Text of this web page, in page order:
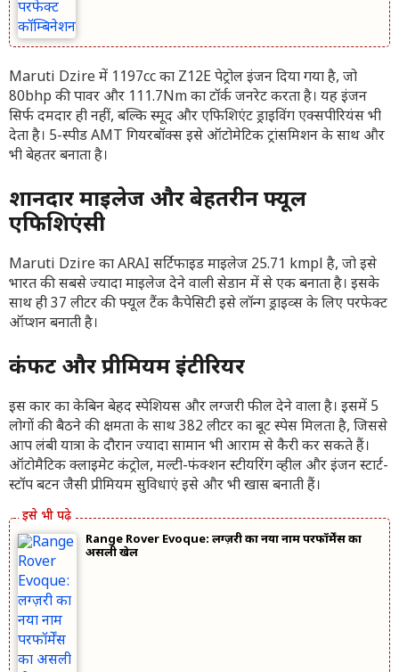
Maruti Dzire में 1197cc का Z12E पेट्रोल इंजन दिया गया है, जो
80bhp की पावर और 111.7Nm का टॉर्क जनरेट करता है। यह इंजन
सिर्फ दमदार ही नहीं, बल्कि स्मूद और एफिशिएंट ड्राइविंग एक्सपीरियंस भी
देता है। 5-स्पीड AMT गियरबॉक्स इसे ऑटोमेटिक ट्रांसमिशन के साथ और
भी बेहतर बनाता है।
शानदार माइलेज और बेहतरीन फ्यूल
एफिशिएंसी
Maruti Dzire का ARAI सर्टिफाइड माइलेज 25.71 kmpl है, जो इसे
भारत की सबसे ज्यादा माइलेज देने वाली सेडान में से एक बनाता है। इसके
साथ ही 37 लीटर की फ्यूल टैंक कैपेसिटी इसे लॉन्ग ड्राइव्स के लिए परफेक्ट
ऑप्शन बनाती है।
कंफर्ट और प्रीमियम इंटीरियर
इस कार का केबिन बेहद स्पेशियस और लग्जरी फील देने वाला है। इसमें 5
लोगों की बैठने की क्षमता के साथ 382 लीटर का बूट स्पेस मिलता है, जिससे
आप लंबी यात्रा के दौरान ज्यादा सामान भी आराम से कैरी कर सकते हैं।
ऑटोमैटिक क्लाइमेट कंट्रोल, मल्टी-फंक्शन स्टीयरिंग व्हील और इंजन स्टार्ट-
स्टॉप बटन जैसी प्रीमियम सुविधाएं इसे और भी खास बनाती हैं।
Range Rover Evoque: लग्ज़री का नया नाम परफॉर्मेंस का
असली खेल